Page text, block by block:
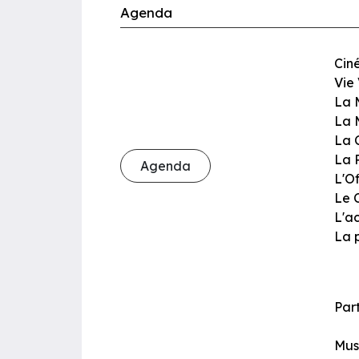
Agenda
Agenda
Vie
La
La
La
La
Le
La